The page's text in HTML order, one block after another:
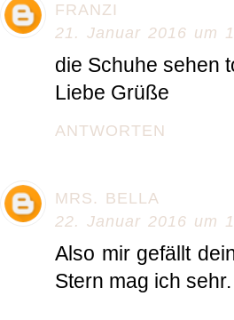
FRANZI
21. Januar 2016 um
die Schuhe sehen
Liebe Grüße
ANTWORTEN
MRS. BELLA
22. Januar 2016 um
Also mir gefällt
Stern mag ich sehr.